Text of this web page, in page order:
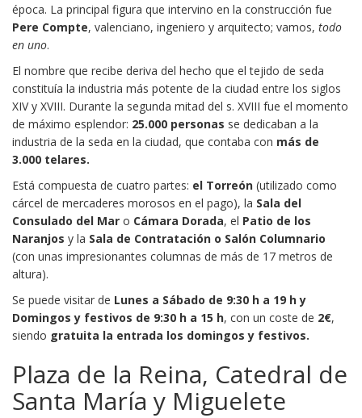
época. La principal figura que intervino en la construcción fue
Pere Compte, valenciano, ingeniero y arquitecto; vamos, todo
en uno.
El nombre que recibe deriva del hecho que el tejido de seda
constituía la industria más potente de la ciudad entre los siglos
XIV y XVIII. ​Durante la segunda mitad del s. XVIII fue el momento
de máximo esplendor: 25.000 personas se dedicaban a la
industria de la seda en la ciudad, que contaba con más de
3.000 telares.
Está compuesta de cuatro partes: el Torreón (utilizado como
cárcel de mercaderes morosos en el pago), la Sala del
Consulado del Mar o Cámara Dorada, el Patio de los
Naranjos y la Sala de Contratación o Salón Columnario
(con unas impresionantes columnas de más de 17 metros de
altura).
Se puede visitar de Lunes a Sábado de 9:30 h a 19 h y
Domingos y festivos de 9:30 h a 15 h, con un coste de 2€,
siendo gratuita la entrada los domingos y festivos.
Plaza de la Reina, Catedral de
Santa María y Miguelete